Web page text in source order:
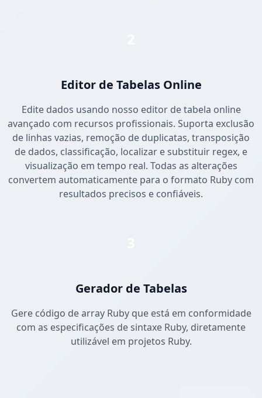
Editor de Tabelas Online
Edite dados usando nosso editor de tabela online
avançado com recursos profissionais. Suporta exclusão
de linhas vazias, remoção de duplicatas, transposição
de dados, classificação, localizar e substituir regex, e
visualização em tempo real. Todas as alterações
convertem automaticamente para o formato Ruby com
resultados precisos e confiáveis.
Gerador de Tabelas
Gere código de array Ruby que está em conformidade
com as especificações de sintaxe Ruby, diretamente
utilizável em projetos Ruby.